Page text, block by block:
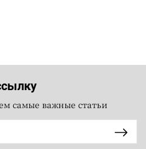
самые важные статьи